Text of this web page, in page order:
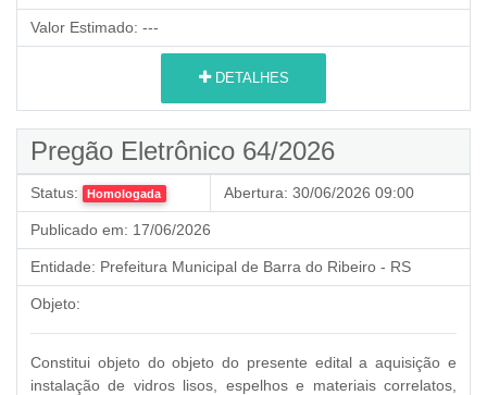
Valor Estimado: ---
DETALHES
Pregão Eletrônico 64/2026
Status: Homologada Abertura: 30/06/2026 09:00
Publicado em: 17/06/2026
Entidade: Prefeitura Municipal de Barra do Ribeiro - RS
Objeto:
Constitui objeto do objeto do presente edital a aquisição e
instalação de vidros lisos, espelhos e materiais correlatos,